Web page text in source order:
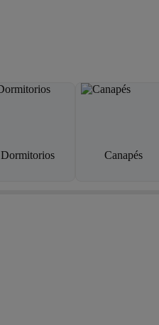
Dormitorios Canapés